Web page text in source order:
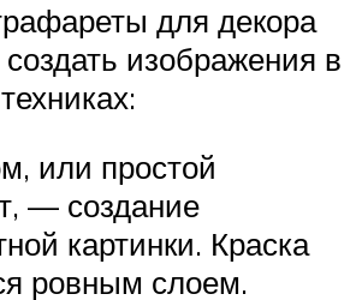
для декора
изображения в
или простой
— создание
картинки. Краска
ровным слоем.